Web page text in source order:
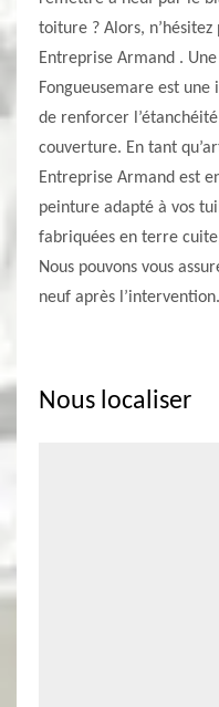
toiture ? Alors,
Entreprise Armand .
Fongueusemare est
de renforcer
couverture. En tant
Entreprise Armand est
peinture adapté à vos
fabriquées en terre
Nous pouvons vous
neuf après l’intervention.
Nous localiser